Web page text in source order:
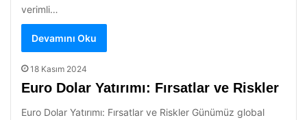
verimli…
Devamını Oku
18 Kasım 2024
Euro Dolar Yatırımı: Fırsatlar ve Riskler
Euro Dolar Yatırımı: Fırsatlar ve Riskler Günümüz global